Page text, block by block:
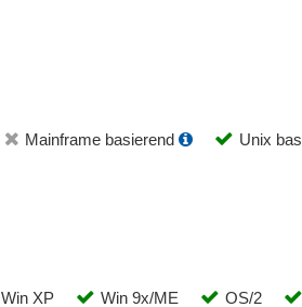
Mainframe basierend Unix
Win XP Win 9x/ME OS/2